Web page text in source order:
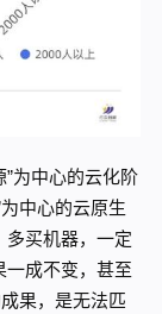
”为中心的云化阶
中心的云原生
多买机器，一定
一成不变，甚至
果，是无法匹